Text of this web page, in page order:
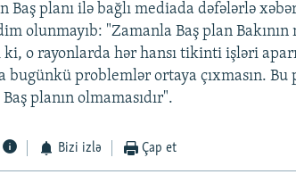
Baş planı ilə bağlı mediada dəfələrlə
olunmayıb: "Zamanla Baş plan
ki, o rayonlarda hər hansı tikinti işləri
bugünkü problemlər ortaya çıxmasın. Bu
planın olmamasıdır".
Bizi izlə Çap et